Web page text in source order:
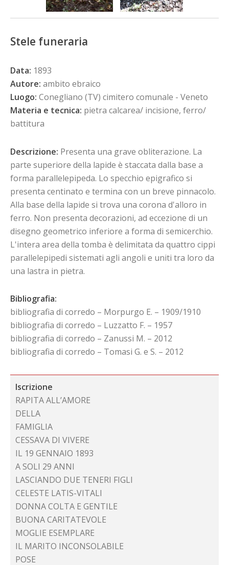
Stele funeraria
Data: 1893
Autore: ambito ebraico
Luogo: Conegliano (TV) cimitero comunale - Veneto
Materia e tecnica: pietra calcarea/ incisione, ferro/
battitura
Descrizione: Presenta una grave obliterazione. La
parte superiore della lapide è staccata dalla base a
forma parallelepipeda. Lo specchio epigrafico si
presenta centinato e termina con un breve pinnacolo.
Alla base della lapide si trova una corona d'alloro in
ferro. Non presenta decorazioni, ad eccezione di un
disegno geometrico inferiore a forma di semicerchio.
L'intera area della tomba è delimitata da quattro cippi
parallelepipedi sistemati agli angoli e uniti tra loro da
una lastra in pietra.
Bibliografia:
bibliografia di corredo – Morpurgo E. – 1909/1910
bibliografia di corredo – Luzzatto F. – 1957
bibliografia di corredo – Zanussi M. – 2012
bibliografia di corredo – Tomasi G. e S. – 2012
Iscrizione
RAPITA ALL’AMORE
DELLA
FAMIGLIA
CESSAVA DI VIVERE
IL 19 GENNAIO 1893
A SOLI 29 ANNI
LASCIANDO DUE TENERI FIGLI
CELESTE LATIS-VITALI
DONNA COLTA E GENTILE
BUONA CARITATEVOLE
MOGLIE ESEMPLARE
IL MARITO INCONSOLABILE
POSE